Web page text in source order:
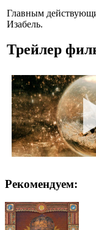
Главным
Изабель.
Трейлер
Рекомендуем: